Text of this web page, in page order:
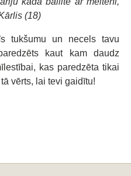
(18)
tukšumu un necels tavu
kaut kam daudz
kas paredzēta tikai
vērts, lai tevi gaidītu!